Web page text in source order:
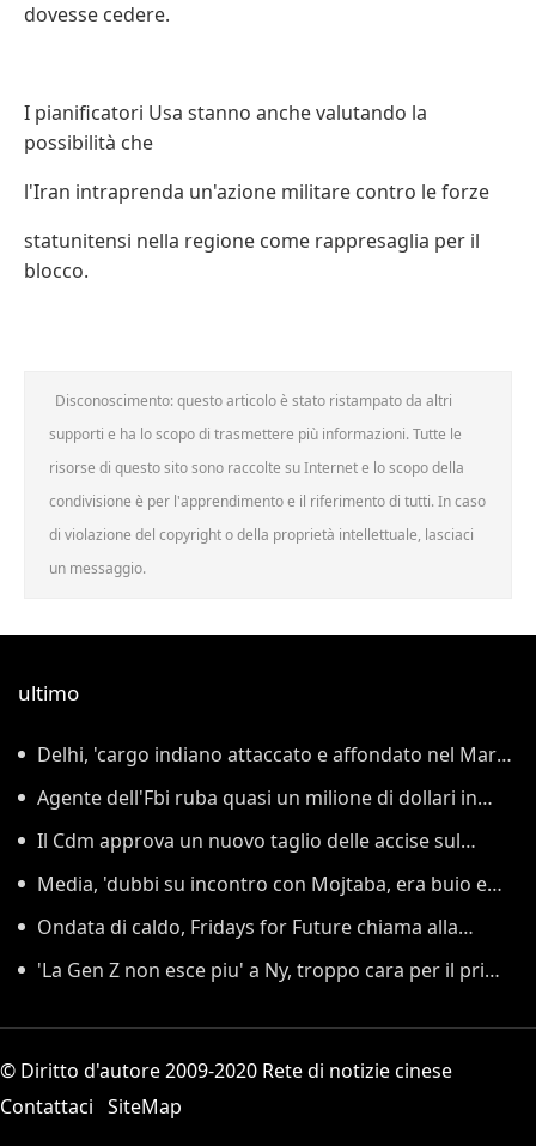
dovesse cedere.
I pianificatori Usa stanno anche valutando la
possibilità che
l'Iran intraprenda un'azione militare contro le forze
statunitensi nella regione come rappresaglia per il
blocco.
Disconoscimento: questo articolo è stato ristampato da altri
supporti e ha lo scopo di trasmettere più informazioni. Tutte le
risorse di questo sito sono raccolte su Internet e lo scopo della
condivisione è per l'apprendimento e il riferimento di tutti. In caso
di violazione del copyright o della proprietà intellettuale, lasciaci
un messaggio.
ultimo
Delhi, 'cargo indiano attaccato e affondato nel Mar
Rosso'
Agente dell'Fbi ruba quasi un milione di dollari in
criptovalute
Il Cdm approva un nuovo taglio delle accise sul
gasolio fino al 25 agosto
Media, 'dubbi su incontro con Mojtaba, era buio e
Pezeshkian non potè riconoscerlo'
Ondata di caldo, Fridays for Future chiama alla
protesta a Berlino
'La Gen Z non esce piu' a Ny, troppo cara per il primo
© Diritto d'autore 2009-2020 Rete di notizie cinese
Contattaci SiteMap